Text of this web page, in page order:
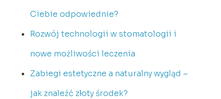
Ciebie odpowiednie?
Rozwój technologii w stomatologii i
nowe możliwości leczenia
Zabiegi estetyczne a naturalny wygląd –
jak znaleźć złoty środek?